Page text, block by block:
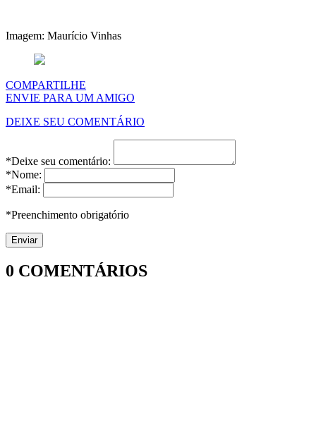
Imagem: Maurício Vinhas
COMPARTILHE
ENVIE PARA UM AMIGO
DEIXE SEU COMENTÁRIO
*Deixe seu comentário:
*Nome:
*Email:
*Preenchimento obrigatório
0 COMENTÁRIOS